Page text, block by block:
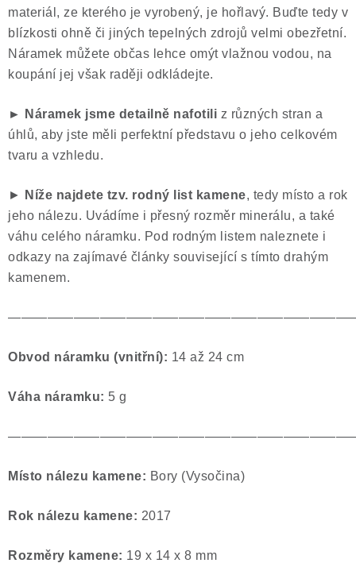
materiál, ze kterého je vyrobený, je hořlavý. Buďte tedy v
blízkosti ohně či jiných tepelných zdrojů velmi obezřetní.
Náramek můžete občas lehce omýt vlažnou vodou, na
koupání jej však raději odkládejte.
► Náramek jsme detailně nafotili z různých stran a
úhlů, aby jste měli perfektní představu o jeho celkovém
tvaru a vzhledu.
► Níže najdete tzv. rodný list kamene, tedy místo a rok
jeho nálezu. Uvádíme i přesný rozměr minerálu, a také
váhu celého náramku. Pod rodným listem naleznete i
odkazy na zajímavé články související s tímto drahým
kamenem.
O bvod náramku (vnitřní): 14 až 24 cm
Váha náramku: 5 g
Místo nálezu kamene: Bory (Vysočina)
Rok nálezu kamene: 2017
Rozměry kamene: 19 x 14 x 8 mm